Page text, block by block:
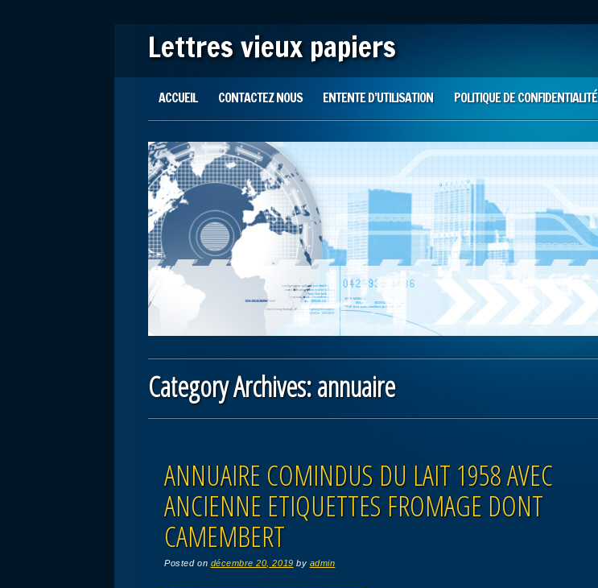
Lettres vieux papiers
Main menu
ACCUEIL CONTACTEZ NOUS ENTENTE D’UTILISATION POLITIQUE DE CONFIDENTIALITÉ
Category Archives:annuaire
ANNUAIRE COMINDUS DU LAIT 1958 AVEC
ANCIENNE ETIQUETTES FROMAGE DONT
CAMEMBERT
Posted on décembre 20, 2019 by admin